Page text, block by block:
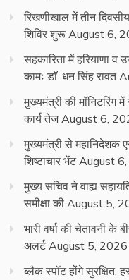
रिखणीखाल में तीन
शिविर शुरू August 6,
सहकारिता में हरियाणा व
कामः डाॅ. धन सिंह रावत
मुख्यमंत्री की मॉनिटरिंग में
कार्य तेज August 6,
मुख्यमंत्री से महानिदेशक
शिष्टाचार भेंट August
मुख्य सचिव ने वाह्य
समीक्षा की August 5,
भारी वर्षा की चेतावनी के
अलर्ट August 5, 2026
ब्लैक स्पॉट होंगे सुरक्षित,